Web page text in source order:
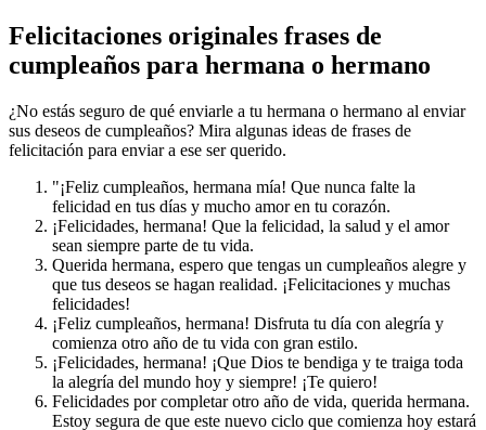
Felicitaciones originales frases de
cumpleaños para hermana o hermano
¿No estás seguro de qué enviarle a tu hermana o hermano al enviar
sus deseos de cumpleaños? Mira algunas ideas de frases de
felicitación para enviar a ese ser querido.
"¡Feliz cumpleaños, hermana mía! Que nunca falte la
felicidad en tus días y mucho amor en tu corazón.
¡Felicidades, hermana! Que la felicidad, la salud y el amor
sean siempre parte de tu vida.
Querida hermana, espero que tengas un cumpleaños alegre y
que tus deseos se hagan realidad. ¡Felicitaciones y muchas
felicidades!
¡Feliz cumpleaños, hermana! Disfruta tu día con alegría y
comienza otro año de tu vida con gran estilo.
¡Felicidades, hermana! ¡Que Dios te bendiga y te traiga toda
la alegría del mundo hoy y siempre! ¡Te quiero!
Felicidades por completar otro año de vida, querida hermana.
Estoy segura de que este nuevo ciclo que comienza hoy estará